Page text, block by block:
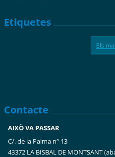
Etiquetes
Els
Contacte
AIXÒ VA PASSAR
C/. de la Palma nº 13
43372 LA BISBAL DE MONTSANT